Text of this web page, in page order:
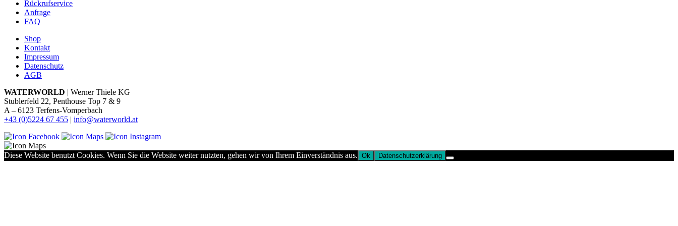
Rückrufservice
Anfrage
FAQ
Shop
Kontakt
Impressum
Datenschutz
AGB
WATERWORLD | Werner Thiele KG
Stublerfeld 22, Penthouse Top 7 & 9
A – 6123 Terfens-Vomperbach
+43 (0)5224 67 455 | info@waterworld.at
Diese Website benutzt Cookies. Wenn Sie die Website weiter nutzten, gehen wir von Ihrem Einverständnis aus. Ok Datenschutzerklärung